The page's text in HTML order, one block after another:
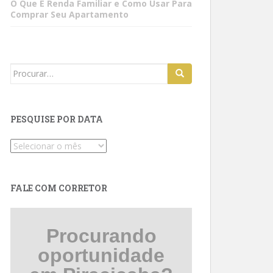
O Que É Renda Familiar e Como Usar Para
Comprar Seu Apartamento
Search
PESQUISE POR DATA
Pesquise
FALE COM CORRETOR
Procurando
oportunidade